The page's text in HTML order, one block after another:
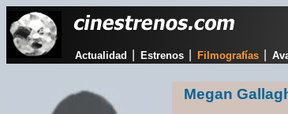
Actualidad Estrenos Filmografías
Megan